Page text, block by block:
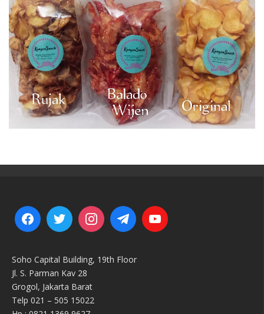
Soho Capital Building, 19th Floor
Jl. S. Parman Kav 28
Grogol, Jakarta Barat
Telp 021 – 505 15022